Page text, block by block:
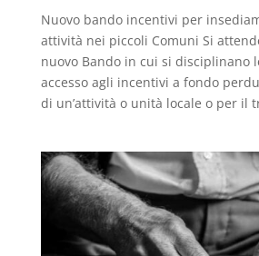
Nuovo bando incentivi per
attività nei piccoli Comuni Si
nuovo Bando in cui si disciplinano
accesso agli incentivi a fondo
di un’attività o unità locale o per il